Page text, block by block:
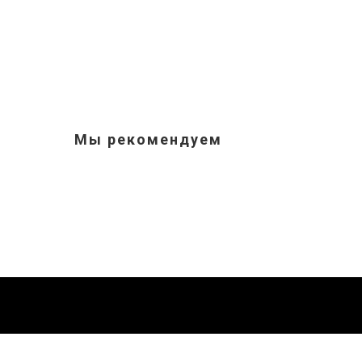
Мы рекомендуем